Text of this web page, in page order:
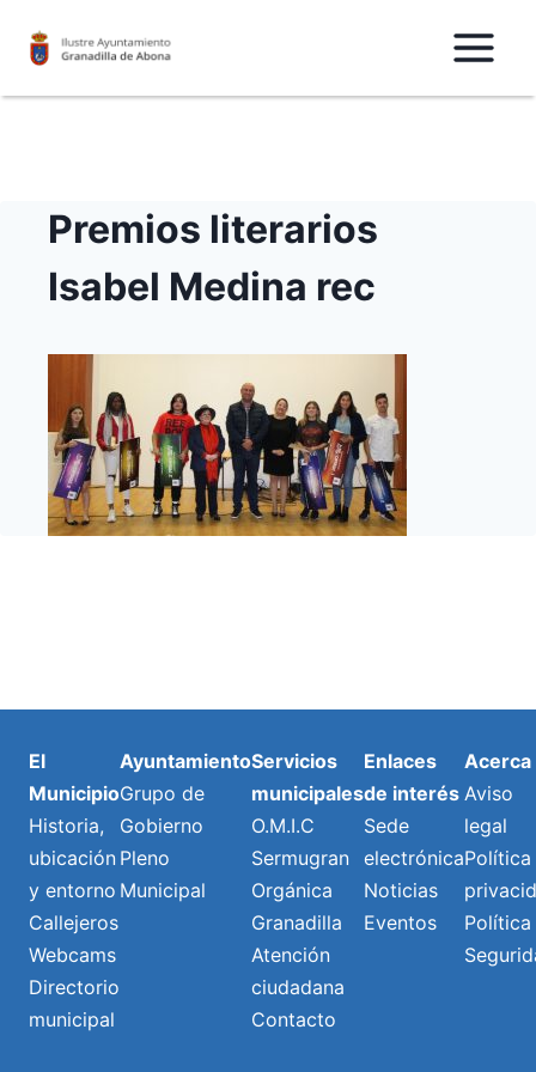
Premios literarios
Isabel Medina rec
El
Municipio
Historia,
ubicación
y entorno
Callejeros
Webcams
Directorio
municipal
Ayuntamiento
Grupo de
Gobierno
Pleno
Municipal
Servicios
municipales
O.M.I.C
Sermugran
Orgánica
Granadilla
Atención
ciudadana
Contacto
Enlaces
de interés
Sede
electrónica
Noticias
Eventos
Acerca
Aviso
legal
Política
Política